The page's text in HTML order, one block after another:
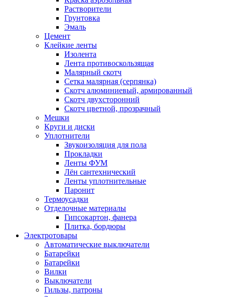
Растворители
Грунтовка
Эмаль
Цемент
Клейкие ленты
Изолента
Лента противоскользящая
Малярный скотч
Сетка малярная (серпянка)
Скотч алюминиевый, армированный
Скотч двухсторонний
Скотч цветной, прозрачный
Мешки
Круги и диски
Уплотнители
Звукоизоляция для пола
Прокладки
Ленты ФУМ
Лён сантехнический
Ленты уплотнительные
Паронит
Термоусадки
Отделочные материалы
Гипсокартон, фанера
Плитка, бордюры
Электротовары
Автоматические выключатели
Батарейки
Батарейки
Вилки
Выключатели
Гильзы, патроны